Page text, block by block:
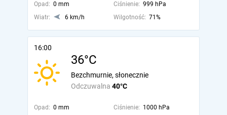
Opad: 0 mm Ciśnienie: 999 hPa
Wiatr:
6 km/h Wilgotność: 71%
16:00
36°C
Odczuwalna 40°C
Bezchmurnie, słonecznie
Opad: 0 mm Ciśnienie: 1000 hPa